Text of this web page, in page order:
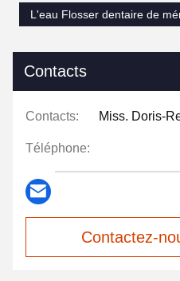
L'eau Flosser dentaire de
Contacts
Contacts: Miss. Doris-
Téléphone:
Contactez-